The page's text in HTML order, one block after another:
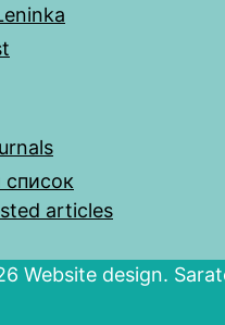
articles
Website design.